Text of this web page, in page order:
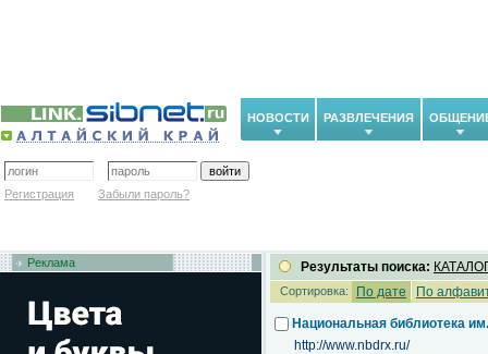
НОВОСТИ РАЗВЛЕЧЕНИЯ
Регистрация Забыли пароль?
Реклама Результаты поиска:
Сортировка: По дате По
Национальная библиотека
http://www.nbdrx.ru/